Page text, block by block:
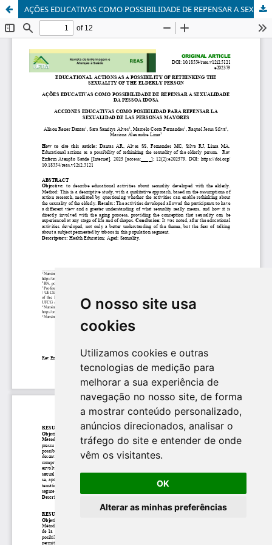
O nosso site usa
cookies
Utilizamos cookies e outras
tecnologias de medição para
melhorar a sua experiência de
navegação no nosso site, de forma
a mostrar conteúdo personalizado,
anúncios direcionados, analisar o
tráfego do site e entender de onde
vêm os visitantes.
OK
Alterar as minhas preferências
AÇÕES EDUCATIVAS COMO POSSIBILIDADE DE REPENSAR A SEXUALIDADE DA PESSOA IDOSA